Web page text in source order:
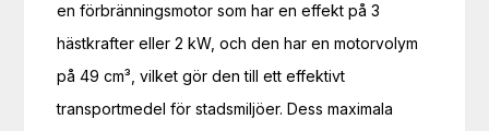
en förbränningsmotor som har en effekt på 3
hästkrafter eller 2 kW, och den har en motorvolym
på 49 cm³, vilket gör den till ett effektivt
transportmedel för stadsmiljöer. Dess maximala